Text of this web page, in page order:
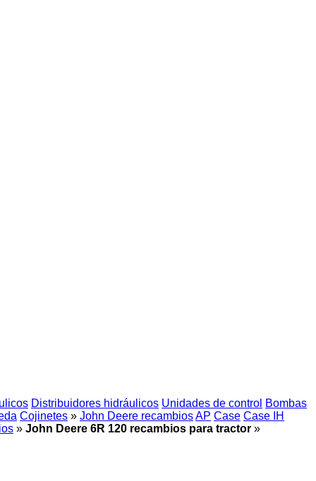
Distribuidores hidráulicos Unidades de control Bombas
Cojinetes » John Deere recambiosAP Case Case IH
» John Deere 6R 120 recambios para tractor »